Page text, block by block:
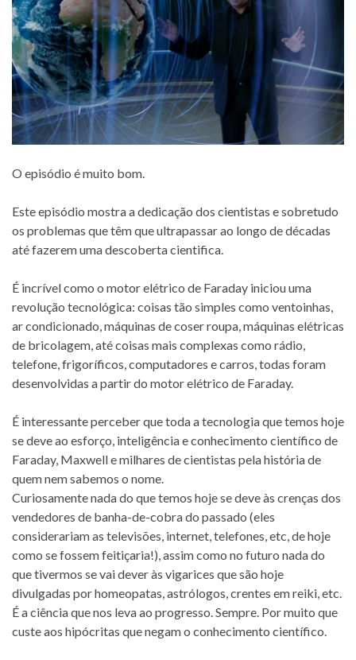
O episódio é muito bom.
Este episódio mostra a dedicação dos cientistas e sobretudo
os problemas que têm que ultrapassar ao longo de décadas
até fazerem uma descoberta cientifica.
É incrível como o motor elétrico de Faraday iniciou uma
revolução tecnológica: coisas tão simples como ventoinhas,
ar condicionado, máquinas de coser roupa, máquinas elétricas
de bricolagem, até coisas mais complexas como rádio,
telefone, frigoríficos, computadores e carros, todas foram
desenvolvidas a partir do motor elétrico de Faraday.
É interessante perceber que toda a tecnologia que temos hoje
se deve ao esforço, inteligência e conhecimento científico de
Faraday, Maxwell e milhares de cientistas pela história de
quem nem sabemos o nome.
Curiosamente nada do que temos hoje se deve às crenças dos
vendedores de banha-de-cobra do passado (eles
considerariam as televisões, internet, telefones, etc, de hoje
como se fossem feitiçaria!), assim como no futuro nada do
que tivermos se vai dever às vigarices que são hoje
divulgadas por homeopatas, astrólogos, crentes em reiki, etc.
É a ciência que nos leva ao progresso. Sempre. Por muito que
custe aos hipócritas que negam o conhecimento científico.